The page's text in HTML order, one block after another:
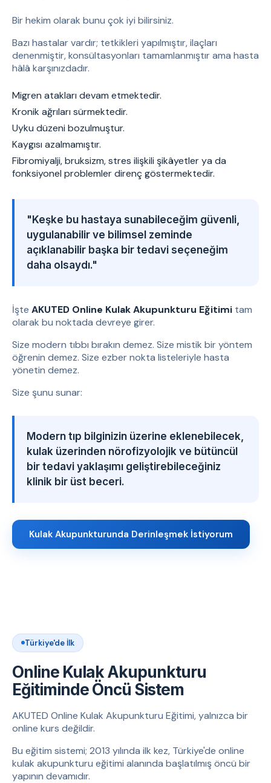
Bir hekim olarak bunu çok iyi bilirsiniz.
Bazı hastalar vardır; tetkikleri yapılmıştır, ilaçları
denenmiştir, konsültasyonları tamamlanmıştır ama hasta
hâlâ karşınızdadır.
Migren atakları devam etmektedir.
Kronik ağrıları sürmektedir.
Uyku düzeni bozulmuştur.
Kaygısı azalmamıştır.
Fibromiyalji, bruksizm, stres ilişkili şikâyetler ya da
fonksiyonel problemler direnç göstermektedir.
"Keşke bu hastaya sunabileceğim güvenli,
uygulanabilir ve bilimsel zeminde
açıklanabilir başka bir tedavi seçeneğim
daha olsaydı."
İşte AKUTED Online Kulak Akupunkturu Eğitimi tam
olarak bu noktada devreye girer.
Size modern tıbbı bırakın demez. Size mistik bir yöntem
öğrenin demez. Size ezber nokta listeleriyle hasta
yönetin demez.
Size şunu sunar:
Modern tıp bilginizin üzerine eklenebilecek,
kulak üzerinden nörofizyolojik ve bütüncül
bir tedavi yaklaşımı geliştirebileceğiniz
klinik bir üst beceri.
Kulak Akupunkturunda Derinleşmek İstiyorum
Türkiye'de İlk
Online Kulak Akupunkturu
Eğitiminde Öncü Sistem
AKUTED Online Kulak Akupunkturu Eğitimi, yalnızca bir
online kurs değildir.
Bu eğitim sistemi; 2013 yılında ilk kez, Türkiye'de online
kulak akupunkturu eğitimi alanında başlatılmış öncü bir
yapının devamıdır.